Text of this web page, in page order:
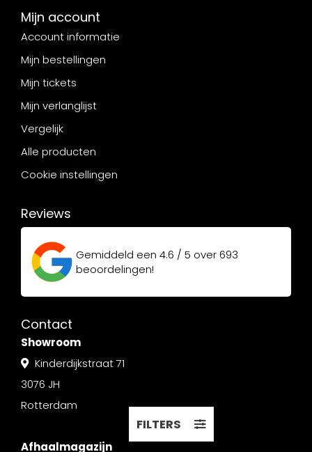
Mijn account
Account informatie
Mijn bestellingen
Mijn tickets
Mijn verlanglijst
Vergelijk
Alle producten
Cookie instellingen
Reviews
Gemiddeld een 4.6 / 5 over693
beoordelingen!
Contact
Showroom
Kinderdijkstraat 71
3076 JH
Rotterdam
Afhaalmagazijn
FILTERS